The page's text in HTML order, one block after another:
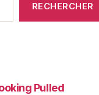
RECHERCHER
Pulled